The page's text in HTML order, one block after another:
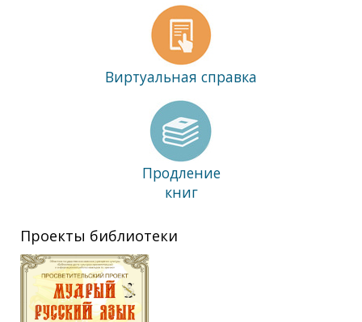
Виртуальная справка
Продление
книг
Проекты библиотеки